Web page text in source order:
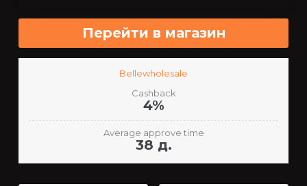
Перейти в магазин
Bellewholesale
Cashback
4%
Average approve time
38 д.